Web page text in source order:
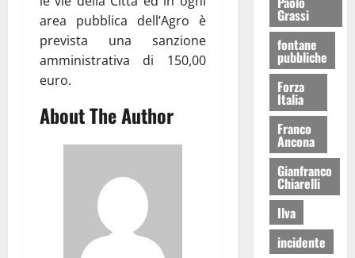
area pubblica dell’Agro è
prevista una sanzione
amministrativa di 150,00
euro.
About The Author
Grassi
fontane
pubbliche
Forza
Italia
Franco
Ancona
Gianfranco
Chiarelli
Ilva
incidente